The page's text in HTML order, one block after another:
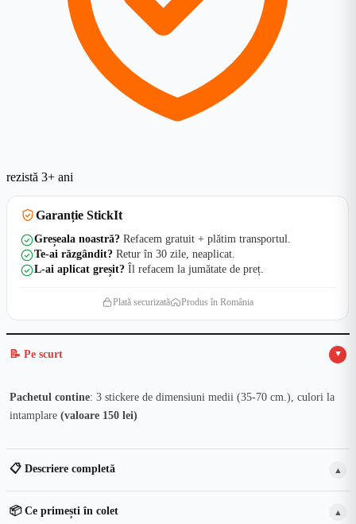
rezistă 3+ ani
Garanție StickIt
Greșeala noastră? Refacem gratuit + plătim transportul.
Te-ai răzgândit? Retur în 30 zile, neaplicat.
L-ai aplicat greșit? Îl refacem la jumătate de preț.
Plată securizată Produs în România
📝 Pe scurt ▲
Pachetul contine: 3 stickere de dimensiuni medii (35-70 cm.), culori la
intamplare (valoare 150 lei)
📋 Descriere completă ▲
📦 Ce primești în colet ▲